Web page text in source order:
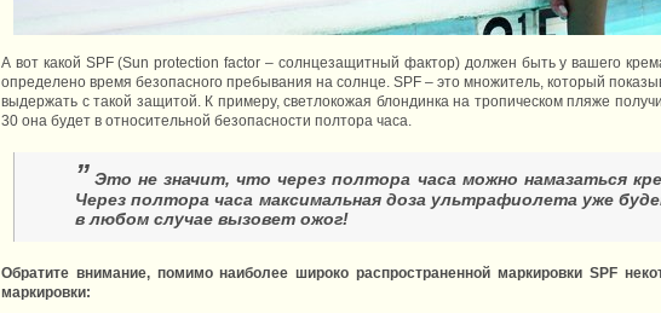
А вот какой SPF (Sun protection factor – солнцезащитный фактор) должен быть у вашего
определено время безопасного пребывания на солнце. SPF – это множитель, который
выдержать с такой защитой. К примеру, светлокожая блондинка на тропическом пляже
30 она будет в относительной безопасности полтора часа.
” Это не значит, что через полтора часа можно намазаться
Через полтора часа максимальная доза ультрафиолета уже
в любом случае вызовет ожог!
Обратите внимание, помимо наиболее широко распространенной маркировки SPF
маркировки: